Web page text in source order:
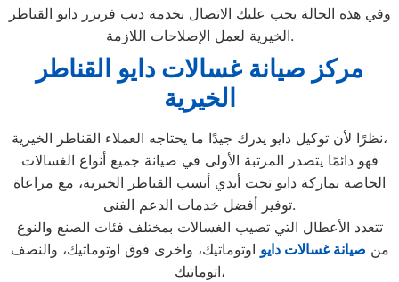
وفي هذه الحالة يجب عليك الاتصال بخدمة ديب فريزر دايو القناطر
الخيرية لعمل الإصلاحات اللازمة.
مركز صيانة غسالات دايو القناطر
الخيرية
نظرًا لأن توكيل دايو يدرك جيدًا ما يحتاجه العملاء القناطر الخيرية،
فهو دائمًا يتصدر المرتبة الأولى في صيانة جميع أنواع الغسالات
الخاصة بماركة دايو تحت أيدي أنسب القناطر الخيرية، مع مراعاة
توفير أفضل خدمات الدعم الفنى.
تتعدد الأعطال التي تصيب الغسالات بمختلف فئات الصنع والنوع
من صيانة غسالات دايو اوتوماتيك، واخرى فوق اوتوماتيك، والنصف
اتوماتيك،